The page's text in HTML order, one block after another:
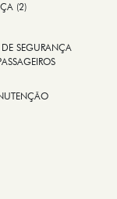
(2)
SEGURANÇA